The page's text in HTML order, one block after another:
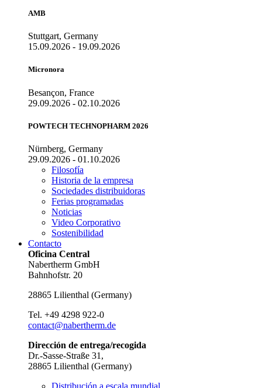
AMB
Stuttgart, Germany
15.09.2026 - 19.09.2026
Micronora
Besançon, France
29.09.2026 - 02.10.2026
POWTECH TECHNOPHARM 2026
Nürnberg, Germany
29.09.2026 - 01.10.2026
Filosofía
Historia de la empresa
Sociedades distribuidoras
Ferias programadas
Noticias
Video Corporativo
Sostenibilidad
Contacto
Oficina Central
Nabertherm GmbH
Bahnhofstr. 20
28865 Lilienthal (Germany)
Tel. +49 4298 922-0
contact@nabertherm.de
Dirección de entrega/recogida
Dr.-Sasse-Straße 31,
28865 Lilienthal (Germany)
Distribución a escala mundial